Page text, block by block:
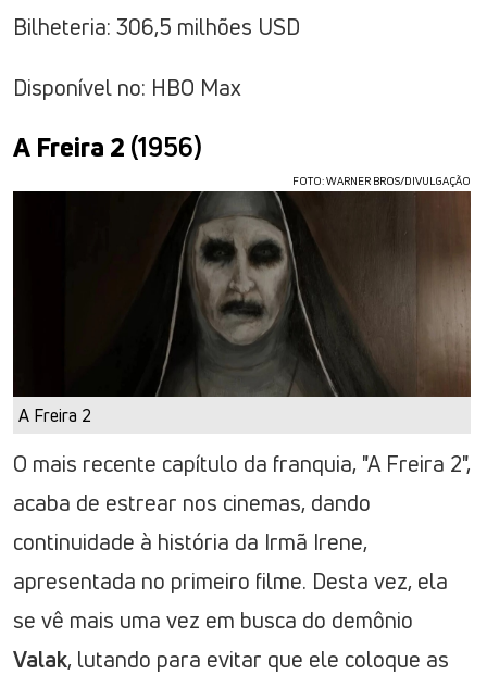
Bilheteria: 306,5 milhões USD
Disponível no: HBO Max
A Freira 2 (1956)
FOTO: WARNER BROS/DIVULGAÇÃO
A Freira 2
O mais recente capítulo da franquia, "A Freira 2",
acaba de estrear nos cinemas, dando
continuidade à história da Irmã Irene,
apresentada no primeiro filme. Desta vez, ela
se vê mais uma vez em busca do demônio
Valak, lutando para evitar que ele coloque as